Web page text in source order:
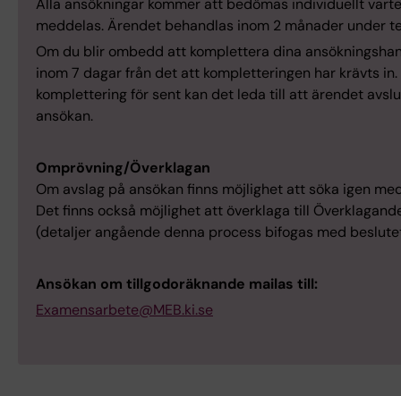
Alla ansökningar kommer att bedömas individuellt
meddelas. Ärendet behandlas inom 2 månader under
Om du blir ombedd att komplettera dina
inom 7 dagar från det att kompletteringen har krävts
komplettering för sent kan det leda till att ärendet
ansökan.
Omprövning/Överklagan
Om avslag på ansökan finns möjlighet att söka igen
Det finns också möjlighet att överklaga till
(detaljer angående denna process bifogas med
Ansökan om tillgodoräknande mailas till:
Examensarbete@MEB.ki.se